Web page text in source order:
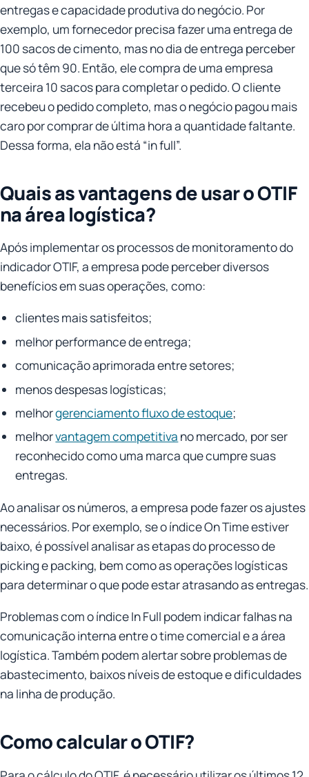
entregas e capacidade produtiva do negócio. Por
exemplo, um fornecedor precisa fazer uma entrega de
100 sacos de cimento, mas no dia de entrega perceber
que só têm 90. Então, ele compra de uma empresa
terceira 10 sacos para completar o pedido. O cliente
recebeu o pedido completo, mas o negócio pagou mais
caro por comprar de última hora a quantidade faltante.
Dessa forma, ela não está “in full”.
Quais as vantagens de usar o OTIF
na área logística?
Após implementar os processos de monitoramento do
indicador OTIF, a empresa pode perceber diversos
benefícios em suas operações, como:
clientes mais satisfeitos;
melhor performance de entrega;
comunicação aprimorada entre setores;
menos despesas logísticas;
melhorgerenciamento fluxo de estoque;
melhorvantagem competitiva no mercado, por ser
reconhecido como uma marca que cumpre suas
entregas.
Ao analisar os números, a empresa pode fazer os ajustes
necessários. Por exemplo, se o índice On Time estiver
baixo, é possível analisar as etapas do processo de
picking e packing, bem como as operações logísticas
para determinar o que pode estar atrasando as entregas.
Problemas com o índice In Full podem indicar falhas na
comunicação interna entre o time comercial e a área
logística. Também podem alertar sobre problemas de
abastecimento, baixos níveis de estoque e dificuldades
na linha de produção.
Como calcular o OTIF?